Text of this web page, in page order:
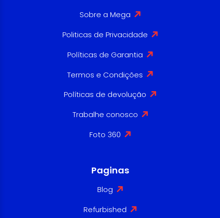
Sobre a Mega
Politicas de Privacidade
Políticas de Garantia
Termos e Condições
Políticas de devolução
Trabalhe conosco
Foto 360
Paginas
Blog
Refurbished